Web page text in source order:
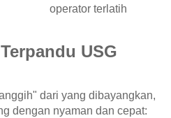
operator terlatih
USG
dari yang dibayangkan,
dengan nyaman dan cepat: